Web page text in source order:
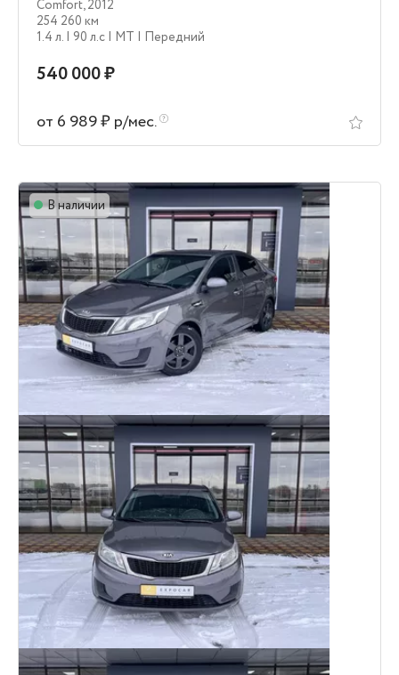
Comfort,2012
254 260 км
1.4 л. | 90 л.c | MT | Передний
540 000 ₽
от 6 989 ₽ р/мес.
В наличии